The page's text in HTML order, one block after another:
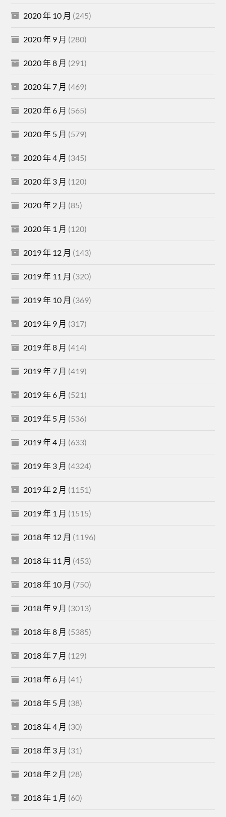
2020 年 10 月 (245)
2020 年 9 月 (280)
2020 年 8 月 (291)
2020 年 7 月 (469)
2020 年 6 月 (565)
2020 年 5 月 (579)
2020 年 4 月 (345)
2020 年 3 月 (120)
2020 年 2 月 (85)
2020 年 1 月 (120)
2019 年 12 月 (143)
2019 年 11 月 (320)
2019 年 10 月 (369)
2019 年 9 月 (317)
2019 年 8 月 (414)
2019 年 7 月 (419)
2019 年 6 月 (521)
2019 年 5 月 (536)
2019 年 4 月 (633)
2019 年 3 月 (4324)
2019 年 2 月 (1151)
2019 年 1 月 (1515)
2018 年 12 月 (1196)
2018 年 11 月 (453)
2018 年 10 月 (750)
2018 年 9 月 (3013)
2018 年 8 月 (5385)
2018 年 7 月 (129)
2018 年 6 月 (41)
2018 年 5 月 (38)
2018 年 4 月 (30)
2018 年 3 月 (31)
2018 年 2 月 (28)
2018 年 1 月 (60)